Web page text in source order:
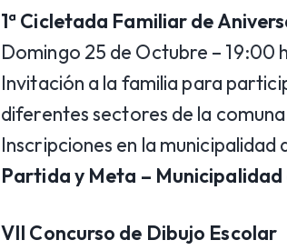
1ª Cicletada Familiar de
Domingo 25 de Octubre – 19:00
Invitación a la familia para
diferentes sectores de la
Inscripciones en la
Partida y Meta – Municipalidad
VII Concurso de Dibujo Escolar